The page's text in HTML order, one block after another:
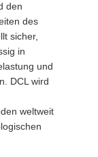
den
des
sicher,
in
und
DCL wird
weltweit